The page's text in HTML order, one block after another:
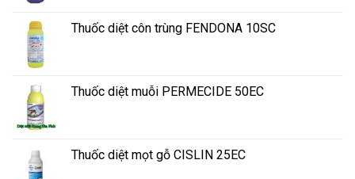
Thuốc diệt côn trùng FENDONA 10SC
Thuốc diệt muỗi PERMECIDE 50EC
Thuốc diệt mọt gỗ CISLIN 25EC